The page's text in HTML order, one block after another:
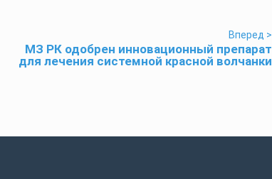
Вперед >
МЗ РК одобрен инновационный препарат
для лечения системной красной волчанки